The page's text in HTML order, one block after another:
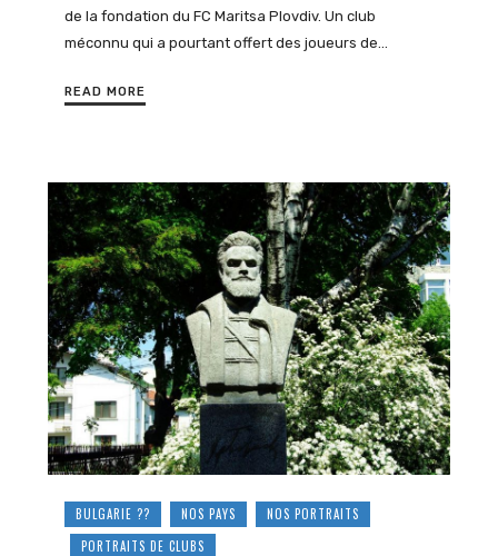
de la fondation du FC Maritsa Plovdiv. Un club
méconnu qui a pourtant offert des joueurs de…
READ MORE
BULGARIE ?? NOS PAYS
NOS PORTRAITS
PORTRAITS DE CLUBS